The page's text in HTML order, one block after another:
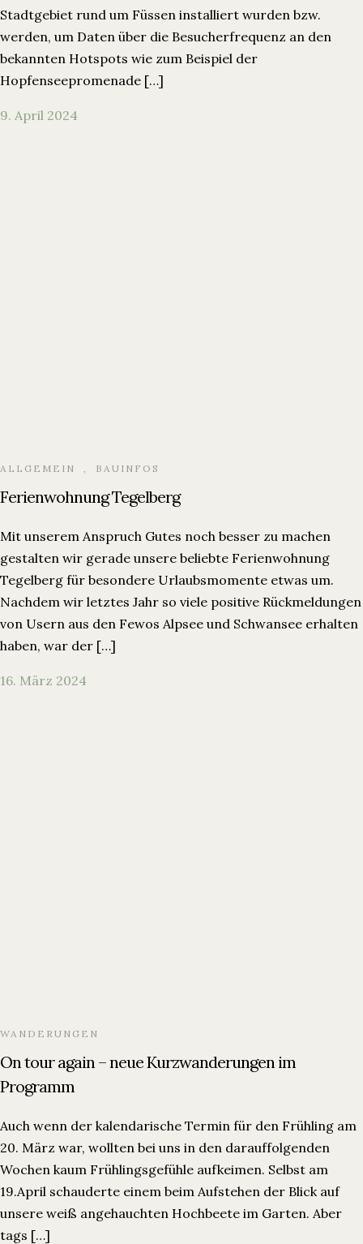
Stadtgebiet rund um Füssen installiert wurden bzw.
werden, um Daten über die Besucherfrequenz an den
bekannten Hotspots wie zum Beispiel der
Hopfenseepromenade […]
9. April 2024
ALLGEMEIN , BAUINFOS
Ferienwohnung Tegelberg
Mit unserem Anspruch Gutes noch besser zu machen
gestalten wir gerade unsere beliebte Ferienwohnung
Tegelberg für besondere Urlaubsmomente etwas um.
Nachdem wir letztes Jahr so viele positive Rückmeldungen
von Usern aus den Fewos Alpsee und Schwansee erhalten
haben, war der […]
16. März 2024
WANDERUNGEN
On tour again – neue Kurzwanderungen im
Programm
Auch wenn der kalendarische Termin für den Frühling am
20. März war, wollten bei uns in den darauffolgenden
Wochen kaum Frühlingsgefühle aufkeimen. Selbst am
19.April schauderte einem beim Aufstehen der Blick auf
unsere weiß angehauchten Hochbeete im Garten. Aber
tags […]